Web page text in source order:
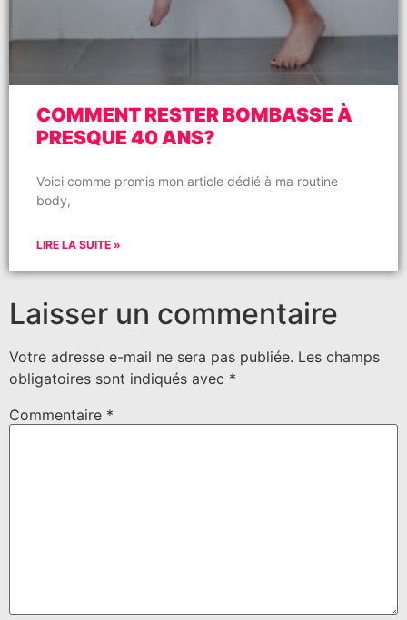
COMMENT RESTER BOMBASSE À
PRESQUE 40 ANS?
Voici comme promis mon article dédié à ma routine
body,
LIRE LA SUITE »
Laisser un commentaire
Votre adresse e-mail ne sera pas publiée. Les champs
obligatoires sont indiqués avec *
Commentaire *